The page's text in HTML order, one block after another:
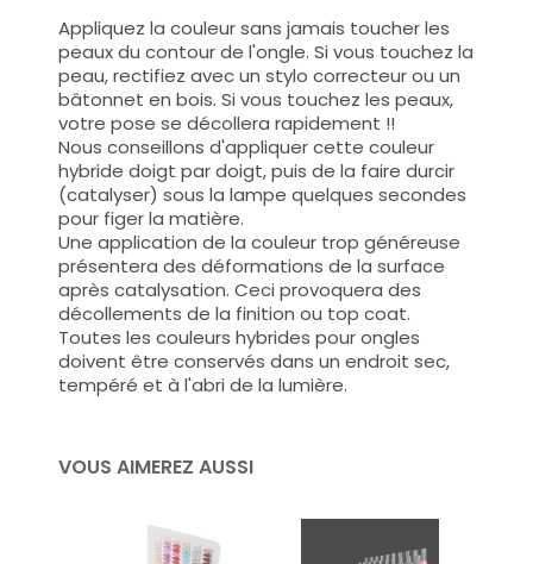
Appliquez la couleur sans jamais toucher les
peaux du contour de l'ongle. Si vous touchez la
peau, rectifiez avec un stylo correcteur ou un
bâtonnet en bois. Si vous touchez les peaux,
votre pose se décollera rapidement !!
Nous conseillons d'appliquer cette couleur
hybride doigt par doigt, puis de la faire durcir
(catalyser) sous la lampe quelques secondes
pour figer la matière.
Une application de la couleur trop généreuse
présentera des déformations de la surface
après catalysation. Ceci provoquera des
décollements de la finition ou top coat.
Toutes les couleurs hybrides pour ongles
doivent être conservés dans un endroit sec,
tempéré et à l'abri de la lumière.
VOUS AIMEREZ AUSSI